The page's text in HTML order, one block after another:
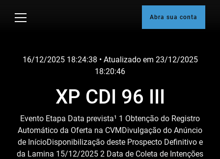
Abra sua conta
16/12/2025 18:24:38 • Atualizado em 23/12/2025
18:20:46
XP CDI 96 III
Evento Etapa Data prevista¹ 1 Obtenção do Registro
Automático da Oferta na CVMDivulgação do Anúncio
de InícioDisponibilização deste Prospecto Definitivo e
da Lamina 15/12/2025 2 Data de Coleta de Intenções